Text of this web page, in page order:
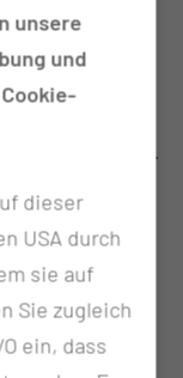
MUL –
MUL – CT
u. v. m.
unsere
und
dieser
USA durch
sie auf
Sie zugleich
ein, dass